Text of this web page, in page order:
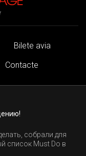
Bilete avia
Contacte
собрали для
список Must Do в